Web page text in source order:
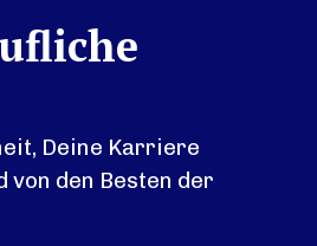
Deine Karriere
den Besten der